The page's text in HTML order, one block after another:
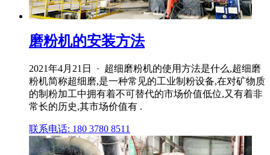
磨粉机的安装方法
2021年4月21日 · 超细磨粉机的使用方法是什么,超细磨
粉机简称超细磨,是一种常见的工业制粉设备,在对矿物质
的制粉加工中拥有着不可替代的市场价值低位,又有着非
常长的历史,其市场价值有 .
联系电话: 180 3780 8511